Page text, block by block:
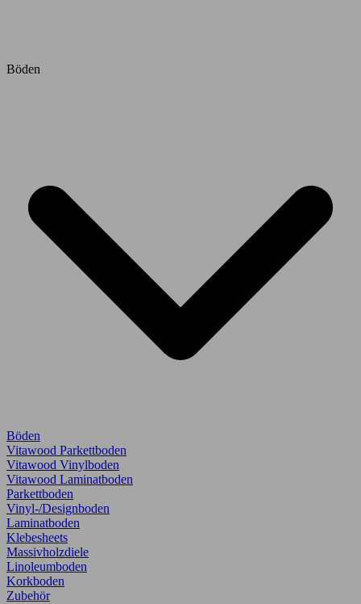
Böden
Böden
Vitawood Parkettboden
Vitawood Vinylboden
Vitawood Laminatboden
Parkettboden
Vinyl-/Designboden
Laminatboden
Klebesheets
Massivholzdiele
Linoleumboden
Korkboden
Zubehör